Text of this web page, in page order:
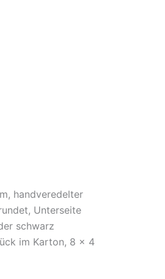
handveredelter
Unterseite
schwarz
im Karton, 8 x 4